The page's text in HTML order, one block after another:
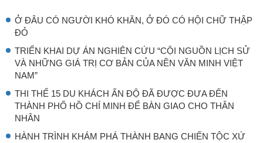
Ở ĐÂU CÓ NGƯỜI KHÓ KHĂN, Ở ĐÓ CÓ HỘI CHỮ THẬP
ĐỎ
TRIỂN KHAI DỰ ÁN NGHIÊN CỨU “CỘI NGUỒN LỊCH SỬ
VÀ NHỮNG GIÁ TRỊ CƠ BẢN CỦA NỀN VĂN MINH VIỆT
NAM”
THI THỂ 15 DU KHÁCH ẤN ĐỘ ĐÃ ĐƯỢC ĐƯA ĐẾN
THÀNH PHỐ HỒ CHÍ MINH ĐỂ BÀN GIAO CHO THÂN
NHÂN
HÀNH TRÌNH KHÁM PHÁ THÀNH BANG CHIẾN TỘC XỨ